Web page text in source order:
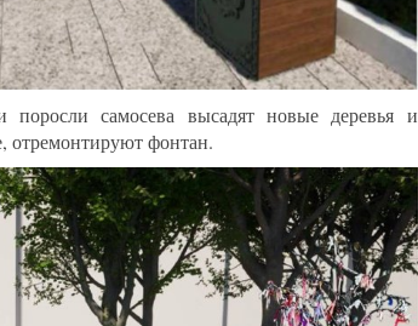
самосева высадят новые деревья и
отремонтируют фонтан.